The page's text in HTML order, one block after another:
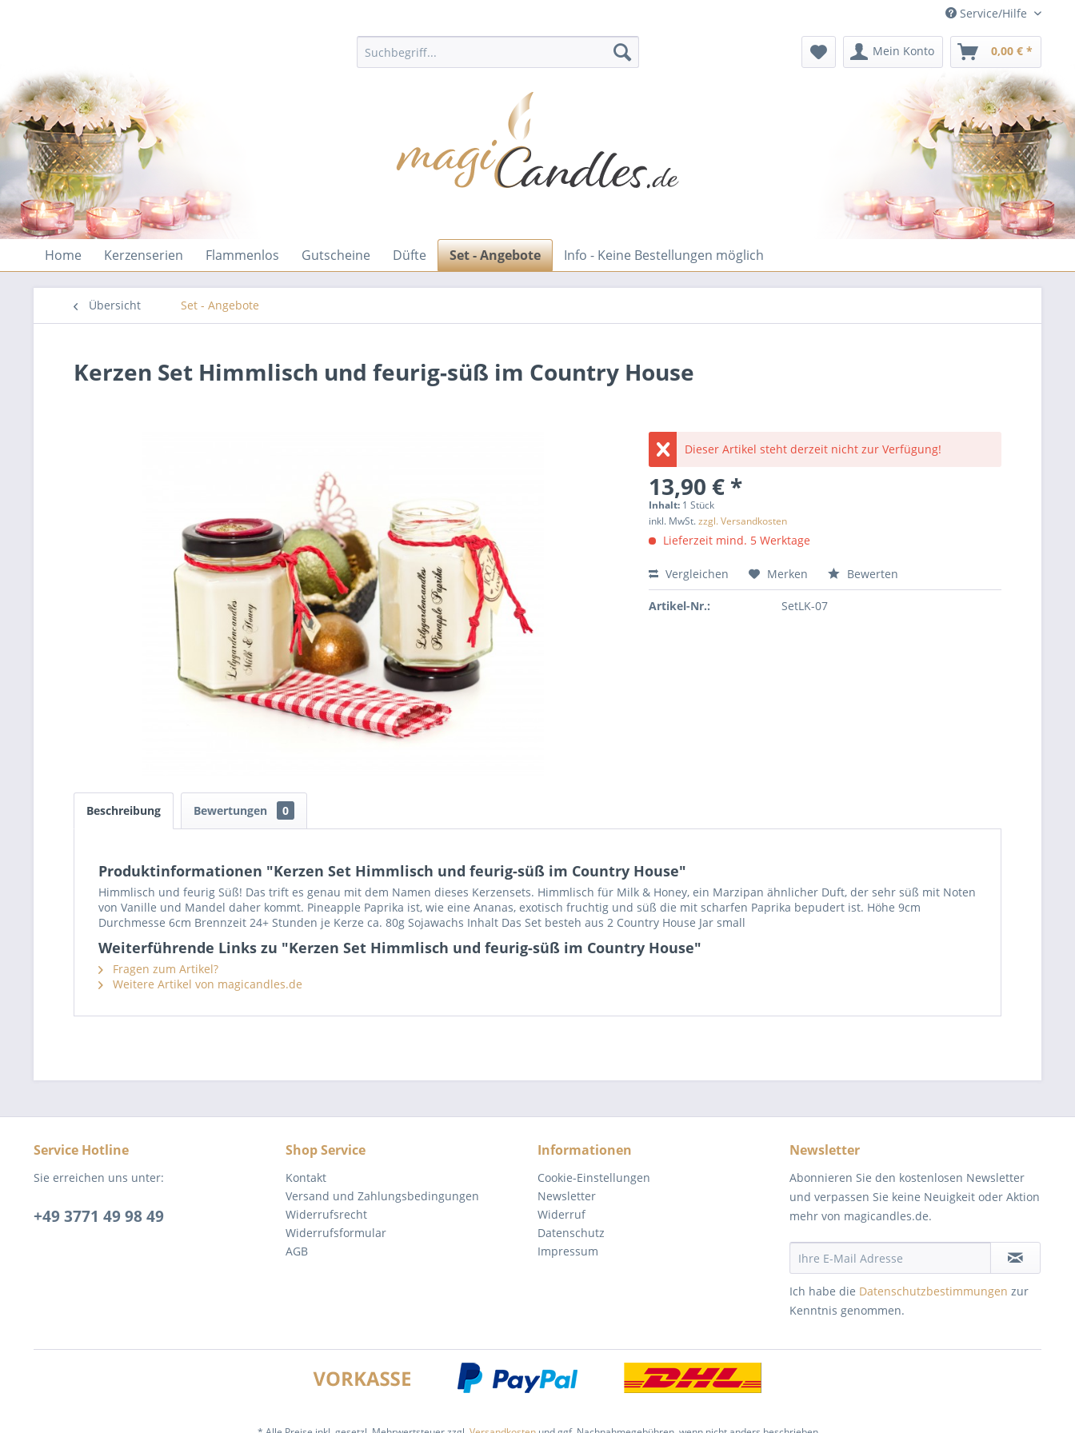
Service/Hilfe
Mein Konto 0,00 € *
Home Kerzenserien Flammenlos Gutscheine Düfte Set - Angebote Info - Keine Bestellungen möglich
Übersicht Set - Angebote
Kerzen Set Himmlisch und feurig-süß im Country House
Dieser Artikel steht derzeit nicht zur Verfügung!
13,90 € *
Inhalt: 1 Stück
inkl. MwSt.zzgl. Versandkosten
Lieferzeit mind. 5 Werktage
Vergleichen Merken Bewerten
Artikel-Nr.: SetLK-07
Beschreibung Bewertungen 0
Produktinformationen "Kerzen Set Himmlisch und feurig-süß im Country House"
Himmlisch und feurig Süß! Das trift es genau mit dem Namen dieses Kerzensets. Himmlisch für Milk & Honey, ein Marzipan ähnlicher Duft, der sehr süß mit Noten
von Vanille und Mandel daher kommt. Pineapple Paprika ist, wie eine Ananas, exotisch fruchtig und süß die mit scharfen Paprika bepudert ist. Höhe 9cm
Durchmesse 6cm Brennzeit 24+ Stunden je Kerze ca. 80g Sojawachs Inhalt Das Set besteh aus 2 Country House Jar small
Weiterführende Links zu "Kerzen Set Himmlisch und feurig-süß im Country House"
Fragen zum Artikel?
Weitere Artikel von magicandles.de
Service Hotline
Sie erreichen uns unter:
+49 3771 49 98 49
Shop Service
Kontakt
Versand und Zahlungsbedingungen
Widerrufsrecht
Widerrufsformular
AGB
Informationen
Cookie-Einstellungen
Newsletter
Widerruf
Datenschutz
Impressum
Newsletter
Abonnieren Sie den kostenlosen Newsletter
und verpassen Sie keine Neuigkeit oder Aktion
mehr von magicandles.de.
Ich habe die Datenschutzbestimmungen zur
Kenntnis genommen.